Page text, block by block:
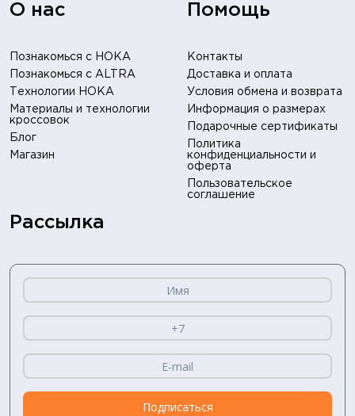
О нас
Познакомься с HOKA
Познакомься с ALTRA
Технологии HOKA
Материалы и технологии
кроссовок
Блог
Магазин
Помощь
Контакты
Доставка и оплата
Условия обмена и возврата
Информация о размерах
Подарочные сертификаты
Политика
конфиденциальности и
оферта
Пользовательское
соглашение
Рассылка
Подписаться